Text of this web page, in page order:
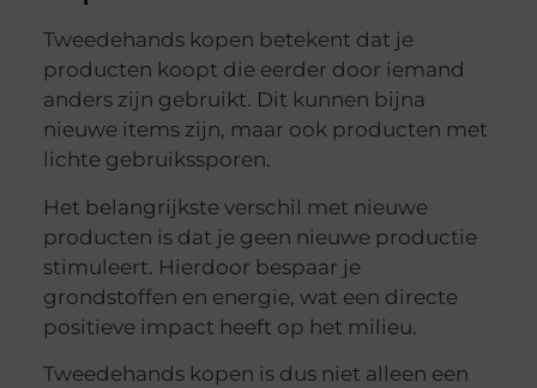
Tweedehands kopen betekent dat je
producten koopt die eerder door iemand
anders zijn gebruikt. Dit kunnen bijna
nieuwe items zijn, maar ook producten met
lichte gebruikssporen.
Het belangrijkste verschil met nieuwe
producten is dat je geen nieuwe productie
stimuleert. Hierdoor bespaar je
grondstoffen en energie, wat een directe
positieve impact heeft op het milieu.
Tweedehands kopen is dus niet alleen een